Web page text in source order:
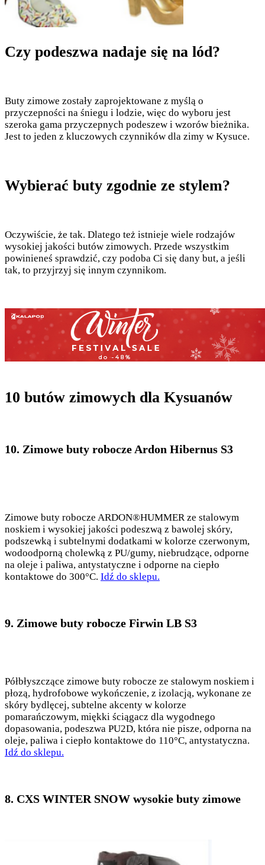
Czy podeszwa nadaje się na lód?
Buty zimowe zostały zaprojektowane z myślą o
przyczepności na śniegu i lodzie, więc do wyboru jest
szeroka gama przyczepnych podeszew i wzorów bieżnika.
Jest to jeden z kluczowych czynników dla zimy w Kysuce.
Wybierać buty zgodnie ze stylem?
Oczywiście, że tak. Dlatego też istnieje wiele rodzajów
wysokiej jakości butów zimowych. Przede wszystkim
powinieneś sprawdzić, czy podoba Ci się dany but, a jeśli
tak, to przyjrzyj się innym czynnikom.
10 butów zimowych dla Kysuanów
10. Zimowe buty robocze Ardon Hibernus S3
Zimowe buty robocze ARDON®HUMMER ze stalowym
noskiem i wysokiej jakości podeszwą z bawolej skóry,
podszewką i subtelnymi dodatkami w kolorze czerwonym,
wodoodporną cholewką z PU/gumy, niebrudzące, odporne
na oleje i paliwa, antystatyczne i odporne na ciepło
kontaktowe do 300°C. Idź do sklepu.
9. Zimowe buty robocze Firwin LB S3
Półbłyszczące zimowe buty robocze ze stalowym noskiem i
płozą, hydrofobowe wykończenie, z izolacją, wykonane ze
skóry bydlęcej, subtelne akcenty w kolorze
pomarańczowym, miękki ściągacz dla wygodnego
dopasowania, podeszwa PU2D, która nie pisze, odporna na
oleje, paliwa i ciepło kontaktowe do 110°C, antystatyczna.
Idź do sklepu.
8. CXS WINTER SNOW wysokie buty zimowe